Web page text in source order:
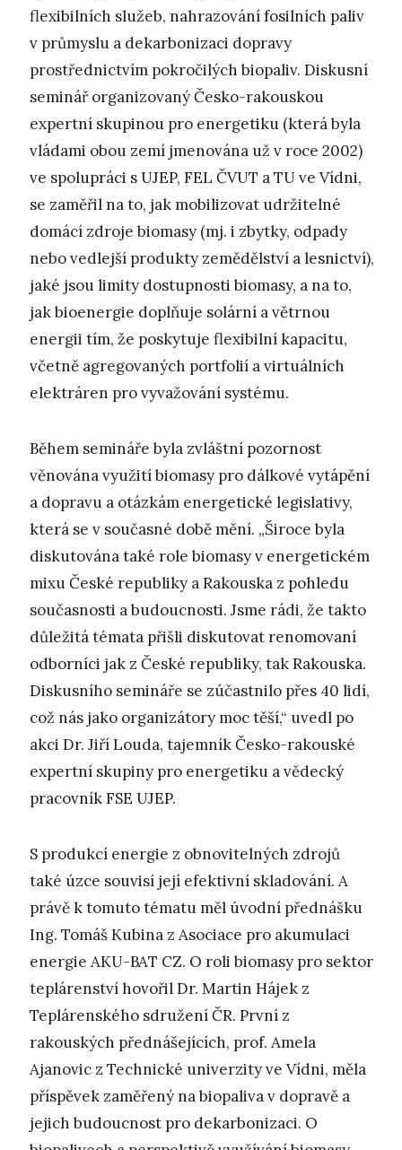
flexibilních služeb, nahrazování fosilních paliv
v průmyslu a dekarbonizaci dopravy
prostřednictvím pokročilých biopaliv. Diskusní
seminář organizovaný Česko-rakouskou
expertní skupinou pro energetiku (která byla
vládami obou zemí jmenována už v roce 2002)
ve spolupráci s UJEP, FEL ČVUT a TU ve Vídni,
se zaměřil na to, jak mobilizovat udržitelné
domácí zdroje biomasy (mj. i zbytky, odpady
nebo vedlejší produkty zemědělství a lesnictví),
jaké jsou limity dostupnosti biomasy, a na to,
jak bioenergie doplňuje solární a větrnou
energii tím, že poskytuje flexibilní kapacitu,
včetně agregovaných portfolií a virtuálních
elektráren pro vyvažování systému.
Během semináře byla zvláštní pozornost
věnována využití biomasy pro dálkové vytápění
a dopravu a otázkám energetické legislativy,
která se v současné době mění. „Široce byla
diskutována také role biomasy v energetickém
mixu České republiky a Rakouska z pohledu
současnosti a budoucnosti. Jsme rádi, že takto
důležitá témata přišli diskutovat renomovaní
odborníci jak z České republiky, tak Rakouska.
Diskusního semináře se zúčastnilo přes 40 lidí,
což nás jako organizátory moc těší,“ uvedl po
akci Dr. Jiří Louda, tajemník Česko-rakouské
expertní skupiny pro energetiku a vědecký
pracovník FSE UJEP.
S produkcí energie z obnovitelných zdrojů
také úzce souvisí její efektivní skladování. A
právě k tomuto tématu měl úvodní přednášku
Ing. Tomáš Kubina z Asociace pro akumulaci
energie AKU-BAT CZ. O roli biomasy pro sektor
teplárenství hovořil Dr. Martin Hájek z
Teplárenského sdružení ČR. První z
rakouských přednášejících, prof. Amela
Ajanovic z Technické univerzity ve Vídni, měla
příspěvek zaměřený na biopaliva v dopravě a
jejich budoucnost pro dekarbonizaci. O